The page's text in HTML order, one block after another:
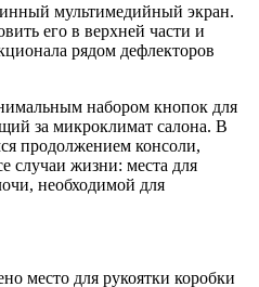
мультимедийный экран.
его в верхней части и
рядом дефлекторов
набором кнопок для
за микроклимат салона. В
продолжением консоли,
случаи жизни: места для
необходимой для
место для рукоятки коробки